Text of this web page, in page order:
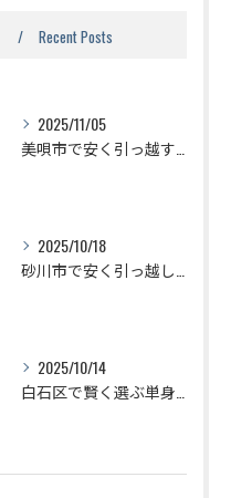
Recent Posts
2025/11/05
2025/10/18
2025/10/14